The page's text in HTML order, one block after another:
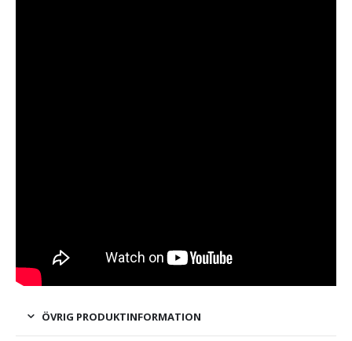
ÖVRIG PRODUKTINFORMATION